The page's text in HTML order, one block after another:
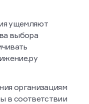
ущемляют
выбора
организациям
в соответствии